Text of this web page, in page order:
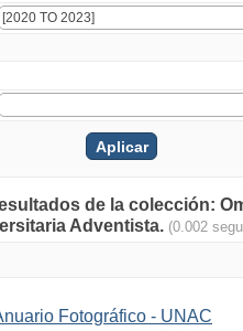
de la colección:
Adventista. (0.002
Fotográfico - UNAC